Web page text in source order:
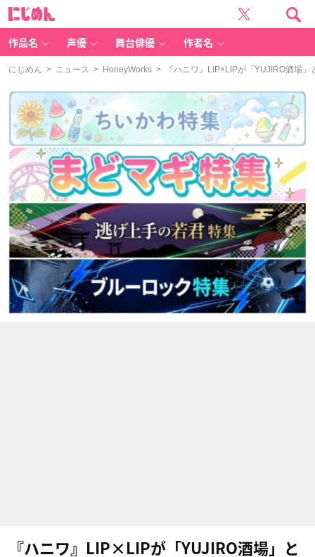
作品名 声優 舞台俳優 作者名
にじめん > ニュース > HoneyWorks > 『ハニワ』LIP×LIPが「YUJIRO酒場」
『ハニワ』LIP×LIPが「YUJIRO酒場」と